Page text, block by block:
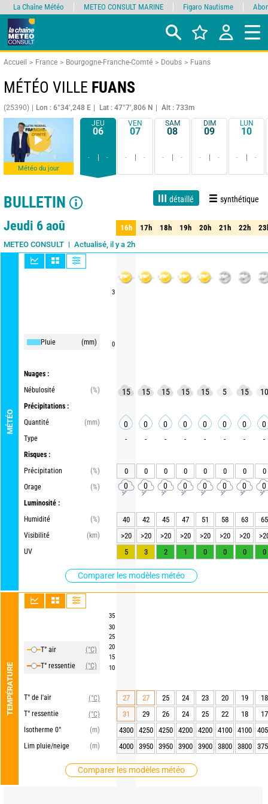
Accueil France Bourgogne-Franche-Comté Doubs Fuans
MÉTÉO VILLE FUANS
(25390) Lon : 6°34’,248 E Lat : 47°7’,806 N Alt : 733m
Météo du jour
JEU
06
- -
VEN
07
- -
SAM
08
- -
DIM
09
- -
LUN
10
- -
BULLETIN détaillé synthétique
Live 1 jour 3 jours 15 jours Fiabilité 90%
Jeudi 6 aoû
METEO CONSULT Actualisé, il y a 2h
MÉTÉO
Pluie (mm)
Nuages :
Nébulosité
(%)
Précipitations :
Quantité
(mm)
Type
Risques :
Précipitation
(%)
Orage
(%)
Luminosité :
Humidité
(%)
Visibilité
(km)
UV
Comparer les modèles météo
TEMPÉRATURE
T° air
(°C)
T° ressentie
(°C)
T° de l'air
(°C)
T° ressentie
(°C)
Isotherme 0°
(m)
Lim pluie/neige
(m)
Comparer les modèles météo
3
0
35
30
25
20
15
10
16h 17h 18h 19h 20h 21h 22h
16h 17h 18h 19h 20h 21h 22h
15 15 15 15 15 5 15 10
0 0 0 0 0 0 0 0
- - - - - - - -
0 0 0 0 0 0 0 0
0 0 0 0 0 0 0 0
40 42 45 47 51 58 63
65
>20
>20 >20 >20 >20 >20 >20
5
3 2 1 0 0 0 0
27 27 25 24 23 20 19
18
31
29 26 24 25 22 18
17
4300
4250 4250 4200 4200 4100 4100
4000
3950 3950 3900 3900 3800 3800
La Chaîne Météo METEO CONSULT MARINE Figaro Nautisme